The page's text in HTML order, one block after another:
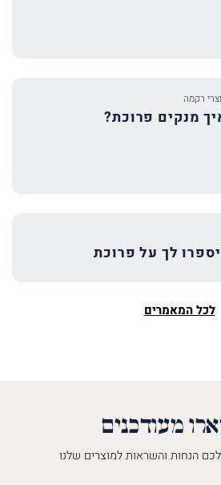
רקמה
מנקים פרוכת?
לך על פרוכת
לכל המאמרים
מעודכנים
הנחות והשראות למוצרים שלנו